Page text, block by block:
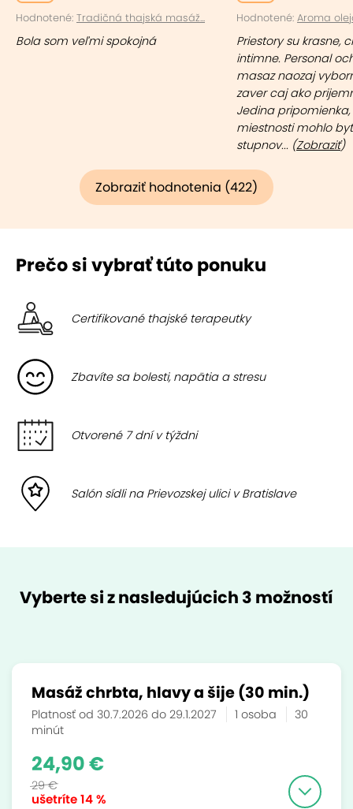
Hodnotené: Tradičná thajská masáž...
Bola som veľmi spokojná
Hodnotené: Aroma
Priestory su krasne,
intimne. Personal
masaz naozaj
zaver caj ako
Jedina pripomienka,
miestnosti mohlo
stupnov... (Zobraziť)
Zobraziť hodnotenia (422)
Prečo si vybrať túto ponuku
Certifikované thajské terapeutky
Zbavíte sa bolesti, napätia a stresu
Otvorené 7 dní v týždni
Salón sídli na Prievozskej ulici v Bratislave
Vyberte si z nasledujúcich 3 možností
Masáž chrbta, hlavy a šije (30 min.)
Platnosť od 30.7.2026 do 29.1.2027 1 osoba
30
minút
ušetríte14 %
24,90 €
29 €